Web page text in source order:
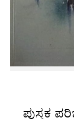
ಪುಸ್ತಕ